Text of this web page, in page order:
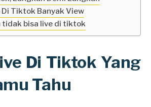
Di Tiktok Banyak View
tidak bisa live di tiktok
Di Tiktok Yang
Tahu